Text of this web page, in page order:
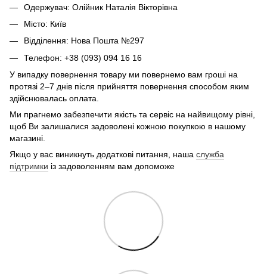
Одержувач: Олійник Наталія Вікторівна
Місто: Київ
Відділення: Нова Пошта №297
Телефон: +38 (093) 094 16 16
У випадку повернення товару ми повернемо вам гроші на
протязі 2–7 днів після прийняття повернення способом яким
здійснювалась оплата.
Ми прагнемо забезпечити якість та сервіс на найвищому рівні,
щоб Ви залишалися задоволені кожною покупкою в нашому
магазині.
Якщо у вас виникнуть додаткові питання, наша служба
підтримки із задоволенням вам допоможе